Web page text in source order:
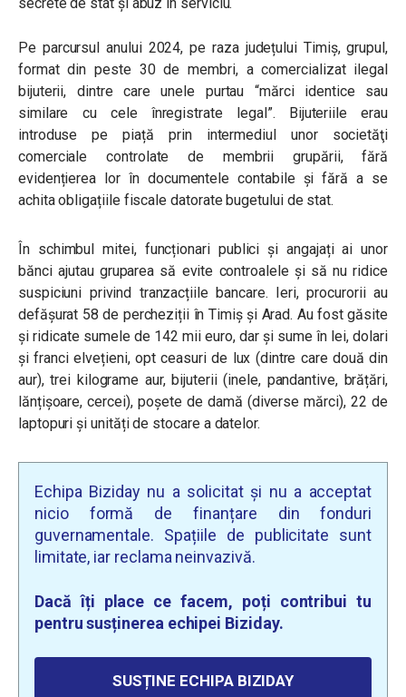
Pe parcursul anului 2024, pe raza județului Timiș, grupul,
format din peste 30 de membri, a comercializat ilegal
bijuterii, dintre care unele purtau “mărci identice sau
similare cu cele înregistrate legal”. Bijuteriile erau
introduse pe piață prin intermediul unor societăţi
comerciale controlate de membrii grupării, fără
evidențierea lor în documentele contabile și fără a se
achita obligațiile fiscale datorate bugetului de stat.
În schimbul mitei, funcționari publici și angajați ai unor
bănci ajutau gruparea să evite controalele și să nu ridice
suspiciuni privind tranzacțiile bancare. Ieri, procurorii au
defășurat 58 de percheziții în Timiş şi Arad. Au fost găsite
și ridicate sumele de 142 mii euro, dar și sume în lei, dolari
și franci elvețieni, opt ceasuri de lux (dintre care două din
aur), trei kilograme aur, bijuterii (inele, pandantive, brățări,
lănțișoare, cercei), poșete de damă (diverse mărci), 22 de
laptopuri și unități de stocare a datelor.
Echipa Biziday nu a solicitat și nu a acceptat
nicio formă de finanțare din fonduri
guvernamentale. Spațiile de publicitate sunt
limitate, iar reclama neinvazivă.
Dacă îți place ce facem, poți contribui tu
pentru susținerea echipei Biziday.
SUSȚINE ECHIPA BIZIDAY